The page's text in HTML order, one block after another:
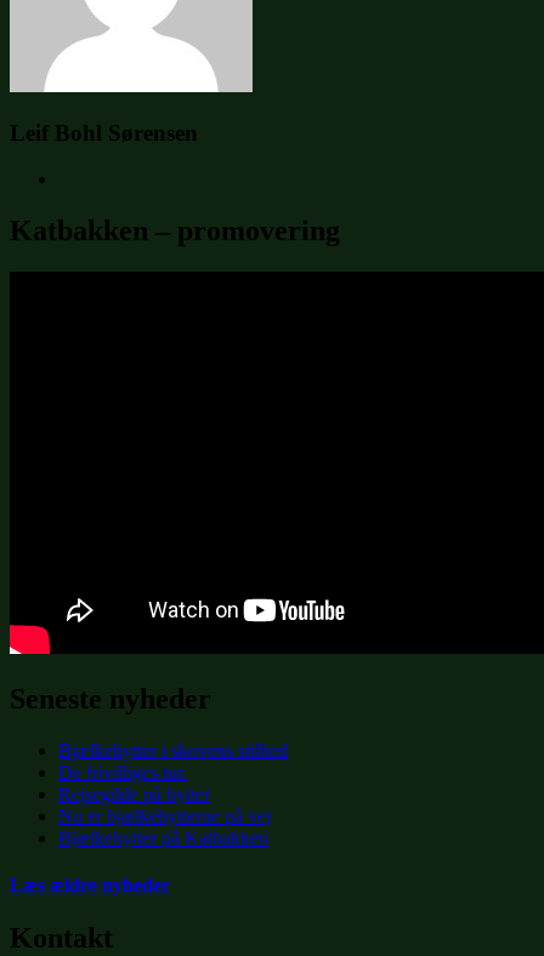
Leif Bohl Sørensen
Katbakken – promovering
Seneste nyheder
Bjælkehytter i skovens stilhed
De frivilliges tur.
Rejsegilde på hytter
Nu er bjælkehytterne på vej
Bjælkehytter på Katbakken
Læs ældre nyheder
Kontakt